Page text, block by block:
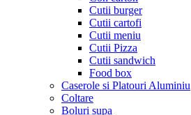
Cutii burger
Cutii cartofi
Cutii meniu
Cutii Pizza
Cutii sandwich
Food box
Caserole si Platouri Aluminiu
Coltare
Boluri supa